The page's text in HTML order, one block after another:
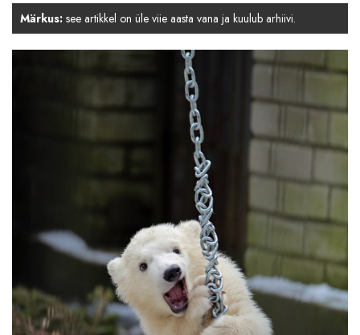
Märkus: see artikkel on üle viie aasta vana ja kuulub arhiivi.